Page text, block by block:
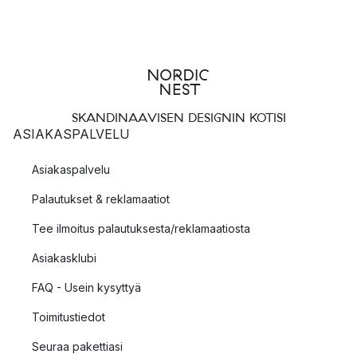
SKANDINAAVISEN DESIGNIN KOTISI
ASIAKASPALVELU
Asiakaspalvelu
Palautukset & reklamaatiot
Tee ilmoitus palautuksesta/reklamaatiosta
Asiakasklubi
FAQ - Usein kysyttyä
Toimitustiedot
Seuraa pakettiasi